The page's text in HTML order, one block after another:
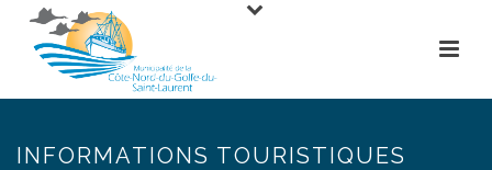
INFORMATIONS TOURISTIQUES